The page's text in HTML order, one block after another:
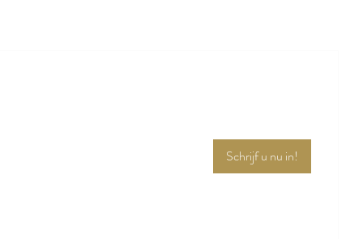
Schrijf u nu in!